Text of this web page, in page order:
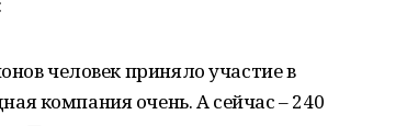
человек приняло участие в
компания очень. А сейчас – 240